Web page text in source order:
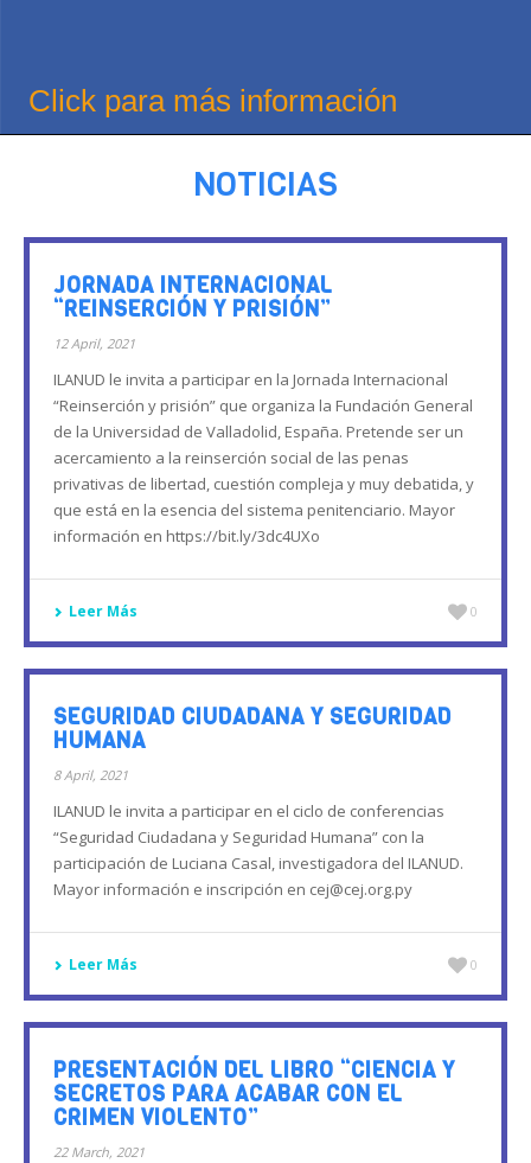
Click para más información
NOTICIAS
JORNADA INTERNACIONAL
“REINSERCIÓN Y PRISIÓN”
12 April, 2021
ILANUD le invita a participar en la Jornada Internacional
“Reinserción y prisión” que organiza la Fundación General
de la Universidad de Valladolid, España. Pretende ser un
acercamiento a la reinserción social de las penas
privativas de libertad, cuestión compleja y muy debatida, y
que está en la esencia del sistema penitenciario. Mayor
información en https://bit.ly/3dc4UXo
Leer Más 0
SEGURIDAD CIUDADANA Y SEGURIDAD
HUMANA
8 April, 2021
ILANUD le invita a participar en el ciclo de conferencias
“Seguridad Ciudadana y Seguridad Humana” con la
participación de Luciana Casal, investigadora del ILANUD.
Mayor información e inscripción en cej@cej.org.py
Leer Más 0
PRESENTACIÓN DEL LIBRO “CIENCIA Y
SECRETOS PARA ACABAR CON EL
CRIMEN VIOLENTO”
22 March, 2021